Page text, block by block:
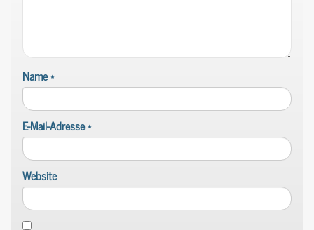
Name*
E-Mail-Adresse*
Website